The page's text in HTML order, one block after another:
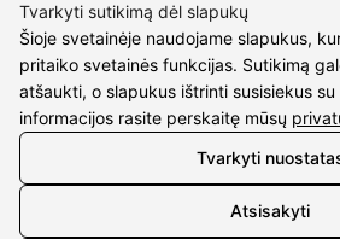
Apie mus
Susipažink su kūrėjais
Kontaktai
2026 © visos teisės saugomos |
Tvarkyti sutikimą dėl slapukų
Šioje svetainėje naudojame slapukus,
pritaiko svetainės funkcijas. Sutikimą
atšaukti, o slapukus ištrinti susisiekus su
informacijos rasite perskaitę mūsų
Tvarkyti
Atsisakyti